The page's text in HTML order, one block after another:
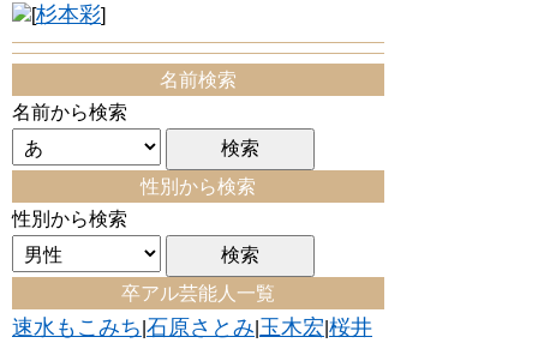
[杉本彩]
名前検索
名前から検索
性別から検索
性別から検索
卒アル芸能人一覧
速水もこみち 石原さとみ 玉木宏 桜井